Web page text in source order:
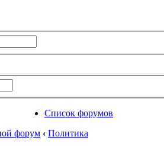
Список форумов
форум ‹ Политика